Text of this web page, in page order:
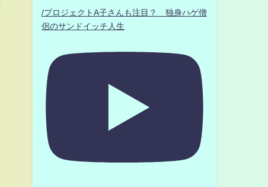
/プロジェクトA子さんも注目？ 独身ハゲ僧
侶のサンドイッチ人生